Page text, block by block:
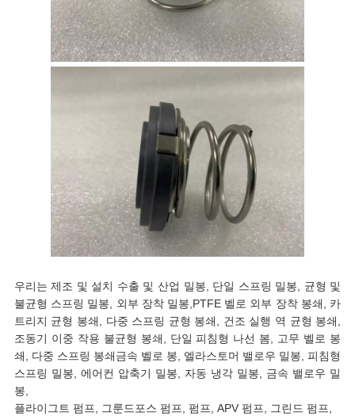
우리는 제조 및 설치 수출 및 산업 밀봉, 단일 스프링 밀봉, 균형 및
불균형 스프링 밀봉, 외부 장착 밀봉,PTFE 벨로 외부 장착 봉쇄, 카
트리지 균형 봉쇄, 다중 스프링 균형 봉쇄, 건조 실행 역 균형 봉쇄,
조동기 이중 작용 불균형 봉쇄, 단일 피침형 나선 봄, 고무 벨로 봉
쇄, 다중 스프링 봉쇄금속 벨로 봉, 엘라스토머 밸로우 밀봉, 피침형
스프링 밀봉, 에어컨 압축기 밀봉, 자동 냉각 밀봉, 금속 밸로우 밀
봉,
플라이그트 펌프, 그룬드포스 펌프, 펌프, APV 펌프, 그린드 펌프,